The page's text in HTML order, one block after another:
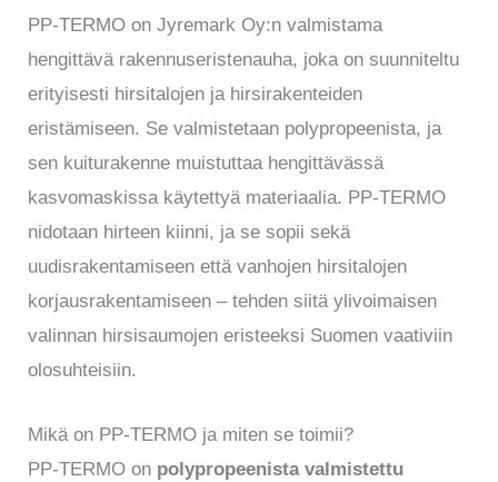
PP-TERMO on Jyremark Oy:n valmistama
hengittävä rakennuseristenauha, joka on suunniteltu
erityisesti hirsitalojen ja hirsirakenteiden
eristämiseen. Se valmistetaan polypropeenista, ja
sen kuiturakenne muistuttaa hengittävässä
kasvomaskissa käytettyä materiaalia. PP-TERMO
nidotaan hirteen kiinni, ja se sopii sekä
uudisrakentamiseen että vanhojen hirsitalojen
korjausrakentamiseen – tehden siitä ylivoimaisen
valinnan hirsisaumojen eristeeksi Suomen vaativiin
olosuhteisiin.
Mikä on PP-TERMO ja miten se toimii?
PP-TERMO on polypropeenista valmistettu